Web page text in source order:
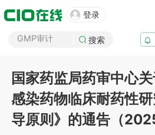
 登录
药厂筹建
化妆品注册
医疗器械注册
药品注册
搜索
国家药监局药审中心
感染药物临床耐药性
导原则》的通告（